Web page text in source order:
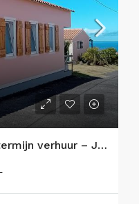
Faial Cottage voor korte termijn verhuur – Je rustige thuis op het eiland Faial, Azoren